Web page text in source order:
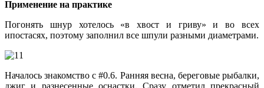
Применение на практике
Погонять шнур хотелось «в хвост и гриву» и во всех
ипостасях, поэтому заполнил все шпули разными диаметрами.
Началось знакомство с #0.6. Ранняя весна, береговые рыбалки,